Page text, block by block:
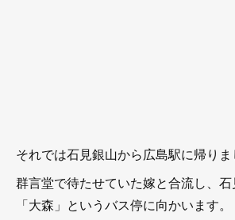
それでは石見銀山から広島駅に帰りま
群言堂で待たせていた嫁と合流し、
「大森」というバス停に向かいます。